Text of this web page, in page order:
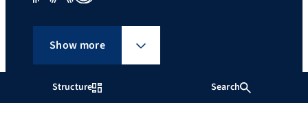
Structure Search
Show more